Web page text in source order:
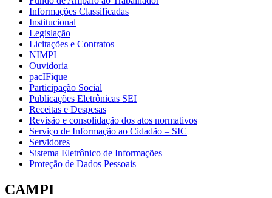
Informações Classificadas
Institucional
Legislação
Licitações e Contratos
NIMPI
Ouvidoria
pacIFique
Participação Social
Publicações Eletrônicas SEI
Receitas e Despesas
Revisão e consolidação dos atos normativos
Serviço de Informação ao Cidadão – SIC
Servidores
Sistema Eletrônico de Informações
Proteção de Dados Pessoais
CAMPI